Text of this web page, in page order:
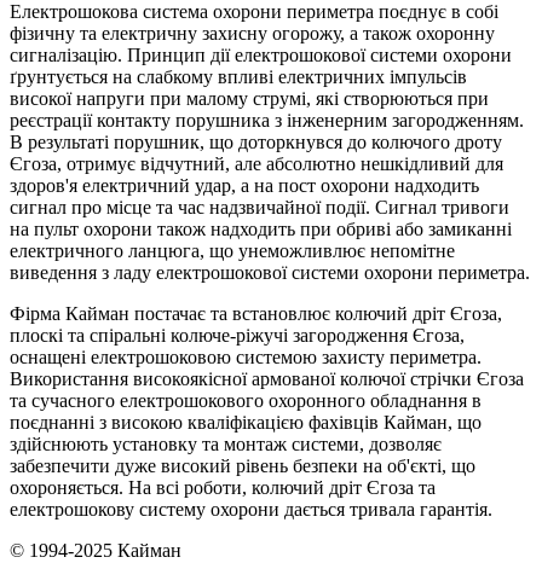
Електрошокова система охорони периметра поєднує в собі
фізичну та електричну захисну огорожу, а також охоронну
сигналізацію. Принцип дії електрошокової системи охорони
ґрунтується на слабкому впливі електричних імпульсів
високої напруги при малому струмі, які створюються при
реєстрації контакту порушника з інженерним загородженням.
В результаті порушник, що доторкнувся до колючого дроту
Єгоза, отримує відчутний, але абсолютно нешкідливий для
здоров'я електричний удар, а на пост охорони надходить
сигнал про місце та час надзвичайної події. Сигнал тривоги
на пульт охорони також надходить при обриві або замиканні
електричного ланцюга, що унеможливлює непомітне
виведення з ладу електрошокової системи охорони периметра.
Фірма Кайман постачає та встановлює колючий дріт Єгоза,
плоскі та спіральні колюче-ріжучі загородження Єгоза,
оснащені електрошоковою системою захисту периметра.
Використання високоякісної армованої колючої стрічки Єгоза
та сучасного електрошокового охоронного обладнання в
поєднанні з високою кваліфікацією фахівців Кайман, що
здійснюють установку та монтаж системи, дозволяє
забезпечити дуже високий рівень безпеки на об'єкті, що
охороняється. На всі роботи, колючий дріт Єгоза та
електрошокову систему охорони дається тривала гарантія.
© 1994-2025 Кайман